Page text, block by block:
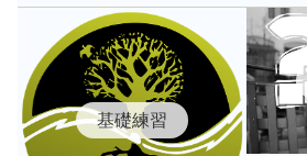
基礎練習